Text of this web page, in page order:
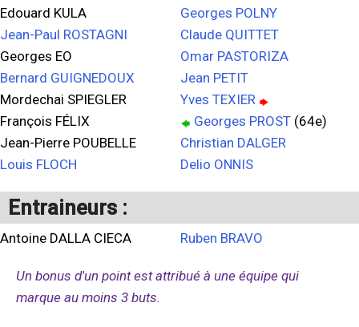
Edouard KULA
Jean-Paul ROSTAGNI
Georges EO
Bernard GUIGNEDOUX
Mordechai SPIEGLER
François FÉLIX
Jean-Pierre POUBELLE
Louis FLOCH
Georges POLNY
Claude QUITTET
Omar PASTORIZA
Jean PETIT
Yves TEXIER
Georges PROST (64e)
Christian DALGER
Delio ONNIS
Entraineurs :
Antoine DALLA CIECA Ruben BRAVO
Un bonus d'un point est attribué à une équipe qui
marque au moins 3 buts.